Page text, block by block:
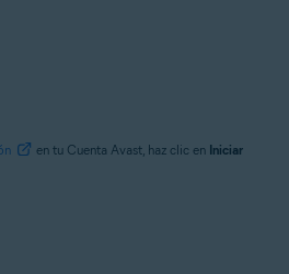
en tu Cuenta Avast, haz clic en Iniciar